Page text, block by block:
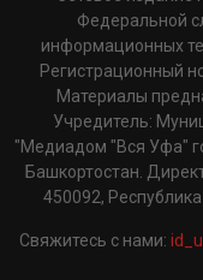
Федеральной
информационных
Регистрационный
Материалы
Учредитель:
"Медиадом "Вся Уфа"
Башкортостан.
450092,
Свяжитесь с нами: